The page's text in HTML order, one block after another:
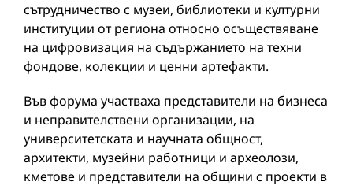
сътрудничество с музеи, библиотеки и културни
институции от региона относно осъществяване
на цифровизация на съдържанието на техни
фондове, колекции и ценни артефакти.
Във форума участваха представители на бизнеса
и неправителствени организации, на
университетската и научната общност,
архитекти, музейни работници и археолози,
кметове и представители на общини с проекти в